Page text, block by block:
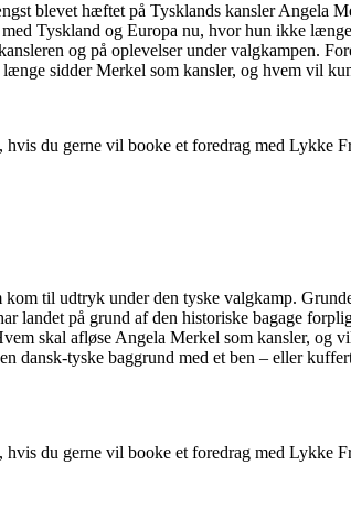
blevet hæftet på Tysklands kansler
Tyskland og Europa nu, hvor hun ikke
og på oplevelser under valgkampen.
sidder Merkel som kansler, og hvem vil
du gerne vil booke et foredrag med Lykke
til udtryk under den tyske valgkamp.
landet på grund af den historiske bagage
skal afløse Angela Merkel som kansler,
tyske baggrund med et ben – eller
du gerne vil booke et foredrag med Lykke